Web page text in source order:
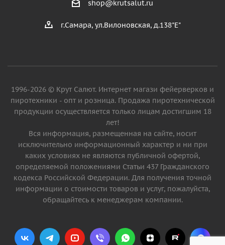
shop@krutsalut.ru
г.Самара, ул.Вилоновская, д.138"Е"
1996-2026 © Крут Салют. Интернет магази фейерверков и
пиротехники - опт и розница. Продажа пиротехнической
продукции осуществляется только лицам достигшим 18
лет!
Вся информация, размещенная на сайте, носит
исключительно информационный характер и ни при
каких условиях не являются публичной офертой,
определяемой положениями Статьи 437 Гражданского
кодекса Российской Федерации. Для получения точной
информации о стоимости товаров и услуг, пожалуйста,
обращайтесь к менеджерам компании.